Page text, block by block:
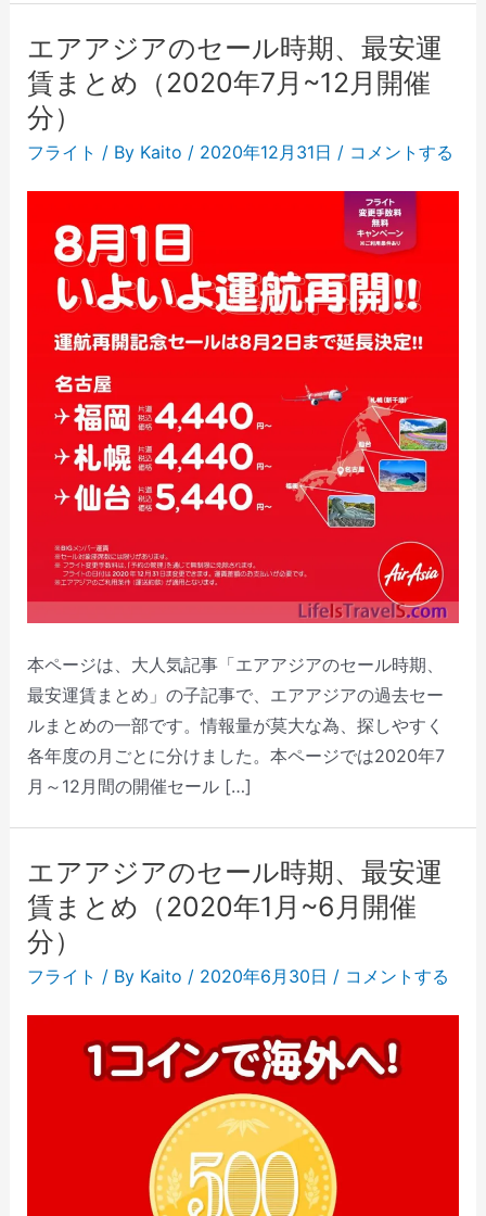
エアアジアのセール時期、最安運
賃まとめ（2020年7月~12月開催
分）
フライト / By Kaito / 2020年12月31日 / コメントする
本ページは、大人気記事「エアアジアのセール時期、
最安運賃まとめ」の子記事で、エアアジアの過去セー
ルまとめの一部です。情報量が莫大な為、探しやすく
各年度の月ごとに分けました。本ページでは2020年7
月～12月間の開催セール […]
エアアジアのセール時期、最安運
賃まとめ（2020年1月~6月開催
分）
フライト / By Kaito / 2020年6月30日 / コメントする